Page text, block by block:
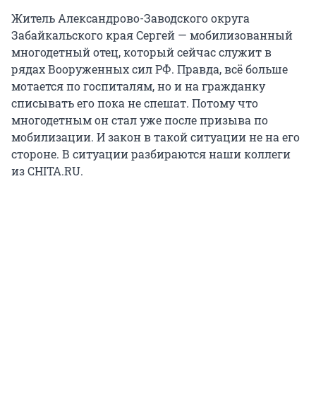
Житель Александрово-Заводского округа
Забайкальского края Сергей — мобилизованный
многодетный отец, который сейчас служит в
рядах Вооруженных сил РФ. Правда, всё больше
мотается по госпиталям, но и на гражданку
списывать его пока не спешат. Потому что
многодетным он стал уже после призыва по
мобилизации. И закон в такой ситуации не на его
стороне. В ситуации разбираются наши коллеги
из CHITA.RU.